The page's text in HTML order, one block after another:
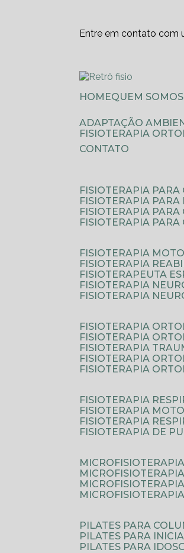
Entre em contato com
HOME
QUEM SOMOS
ADAPTAÇÃO
FISIOTERAPIA
CONTATO
FISIOTERAPIA
FISIOTERAPIA PARA
FISIOTERAPIA PARA
FISIOTERAPIA
FISIOTERAPIA
FISIOTERAPIA
FISIOTERAPEUTA
FISIOTERAPIA
FISIOTERAPIA
FISIOTERAPIA
FISIOTERAPIA
FISIOTERAPIA
FISIOTERAPIA
FISIOTERAPIA
FISIOTERAPIA
FISIOTERAPIA
FISIOTERAPIA
FISIOTERAPIA DE
PILATES PARA
PILATES PARA
PILATES PARA